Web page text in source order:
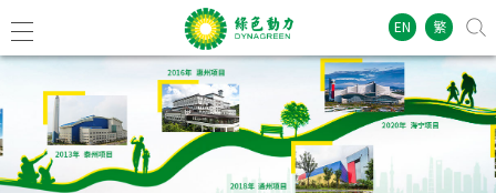
EN 繁